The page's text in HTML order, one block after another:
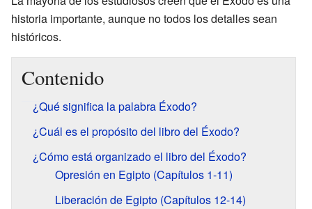
historia importante, aunque no todos los detalles sean
históricos.
Contenido
¿Qué significa la palabra Éxodo?
¿Cuál es el propósito del libro del Éxodo?
¿Cómo está organizado el libro del Éxodo?
Opresión en Egipto (Capítulos 1-11)
Liberación de Egipto (Capítulos 12-14)